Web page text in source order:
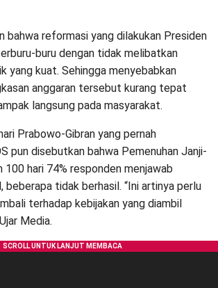
bahwa reformasi yang dilakukan Presiden
buru dengan tidak melibatkan
yang kuat. Sehingga menyebabkan
anggaran tersebut kurang tepat
langsung pada masyarakat.
Prabowo-Gibran yang pernah
pun disebutkan bahwa Pemenuhan Janji-
hari 74% responden menjawab
beberapa tidak berhasil. “Ini artinya perlu
terhadap kebijakan yang diambil
Media.